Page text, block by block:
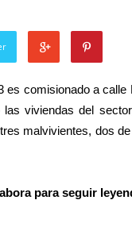
comisionado a
viviendas del
malvivientes, dos
para seguir